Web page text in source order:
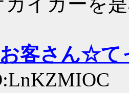
お客さん☆て